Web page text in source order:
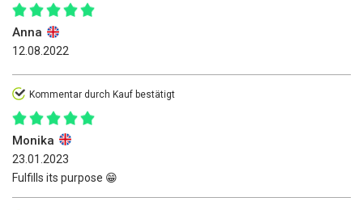
Anna
12.08.2022
Kommentar durch Kauf bestätigt
Monika
23.01.2023
Fulfills its purpose 😁